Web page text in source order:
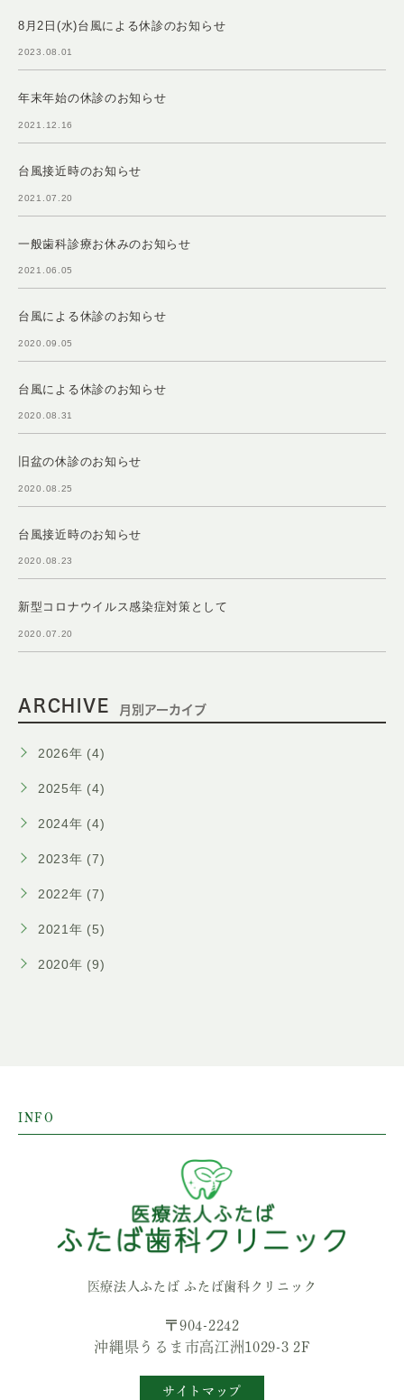
8月2日(水)台風による休診のお知らせ
2023.08.01
年末年始の休診のお知らせ
2021.12.16
台風接近時のお知らせ
2021.07.20
一般歯科診療お休みのお知らせ
2021.06.05
台風による休診のお知らせ
2020.09.05
台風による休診のお知らせ
2020.08.31
旧盆の休診のお知らせ
2020.08.25
台風接近時のお知らせ
2020.08.23
新型コロナウイルス感染症対策として
2020.07.20
ARCHIVE 月別アーカイブ
2026年 (4)
2025年 (4)
2024年 (4)
2023年 (7)
2022年 (7)
2021年 (5)
2020年 (9)
INFO
医療法人ふたば ふたば歯科クリニック
〒904-2242
沖縄県うるま市高江洲1029-3 2F
サイトマップ